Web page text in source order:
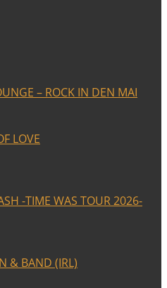
– ROCK IN DEN MAI
LOVE
-TIME WAS TOUR 2026-
& BAND (IRL)